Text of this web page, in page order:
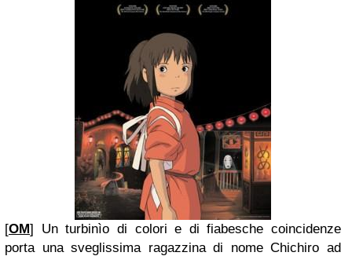
[OM] Un turbinìo di colori e di fiabesche coincidenze
porta una sveglissima ragazzina di nome Chichiro ad